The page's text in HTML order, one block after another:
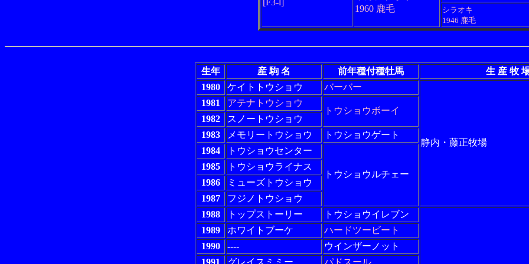
[F3-l]
1960 鹿毛
シラオキ
1946 鹿毛
生年 産 駒 名 前年種付種牡馬
生 産 牧
1980
ケイトトウショウ バーバー
静内・藤正牧場
1981 アテナトウショウ
トウショウボーイ
1982
スノートウショウ
1983
メモリートウショウ
トウショウゲート
1984
トウショウセンター
トウショウルチェー
1985
トウショウライナス
1986
ミューズトウショウ
1987
フジノトウショウ
1988
トップストーリー
トウショウイレブン
1989
ホワイトブーケ
ハードツービート
1990
----
ウインザーノット
1991
グレイスミミー パドスール